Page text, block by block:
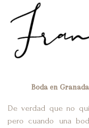
Boda en
De verdad que no
pero cuando una